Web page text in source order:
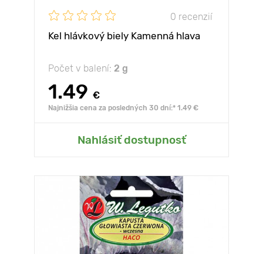
0 recenzií
Kel hlávkový biely Kamenná hlava
Počet v balení: 2 g
1.49 €
Najnižšia cena za posledných 30 dní:* 1.49 €
Nahlásiť dostupnosť